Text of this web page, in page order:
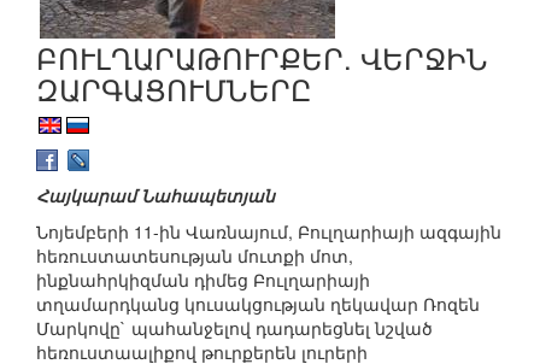
ԲՈՒԼՂԱՐԱԹՈՒՐՔԵՐ. ՎԵՐՋԻՆ
ԶԱՐԳԱՑՈՒՄՆԵՐԸ
Հայկարամ Նահապետյան
Նոյեմբերի 11-ին Վառնայում, Բուլղարիայի ազգային
հեռուստատեսության մուտքի մոտ,
ինքնահրկիզման դիմեց Բուլղարիայի
տղամարդկանց կուսակցության ղեկավար Ռոզեն
Մարկովը` պահանջելով դադարեցնել նշված
հեռուստաալիքով թուրքերեն լուրերի